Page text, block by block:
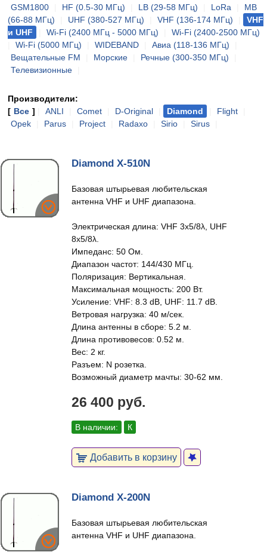
GSM1800
HF (0.5-30 МГц) LB (29-58 МГц) LoRa
MB
(66-88 МГц)
UHF (380-527 МГц) VHF (136-174 МГц)
VHF
и UHF
Wi-Fi (2400 МГц - 5000 МГц)
Wi-Fi (2400-2500 МГц)
Wi-Fi (5000 МГц) WIDEBAND Авиа (118-136 МГц)
Вещательные FM
Морские Речные (300-350 МГц)
Телевизионные
Производители:
[ Все ] ANLI Comet D-Original Diamond Flight
Opek
Parus Project Radaxo Sirio Sirus
Diamond X-510N
Базовая штырьевая любительская
антенна VHF и UHF диапазона.
Электрическая длина: VHF 3x5/8λ, UHF
8x5/8λ.
Импеданс: 50 Ом.
Диапазон частот: 144/430 МГц.
Поляризация: Вертикальная.
Максимальная мощность: 200 Вт.
Усиление: VHF: 8.3 dB, UHF: 11.7 dB.
Ветровая нагрузка: 40 м/сек.
Длина антенны в сборе: 5.2 м.
Длина противовесов: 0.52 м.
Вес: 2 кг.
Разъем: N розетка.
Возможный диаметр мачты: 30-62 мм.
26 400 руб.
В наличии: К
Добавить в корзину
Diamond X-200N
Базовая штырьевая любительская
антенна VHF и UHF диапазона.